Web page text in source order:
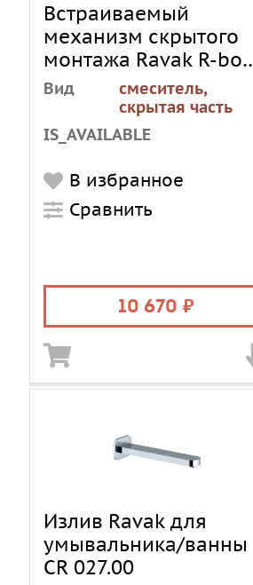
Встраиваемый
механизм скрытого
монтажа Ravak R-box
RB 070.50
Вид
смеситель,
скрытая часть
IS_AVAILABLE
В избранное
Сравнить
10 670
Излив Ravak для
умывальника/ванны
CR 027.00